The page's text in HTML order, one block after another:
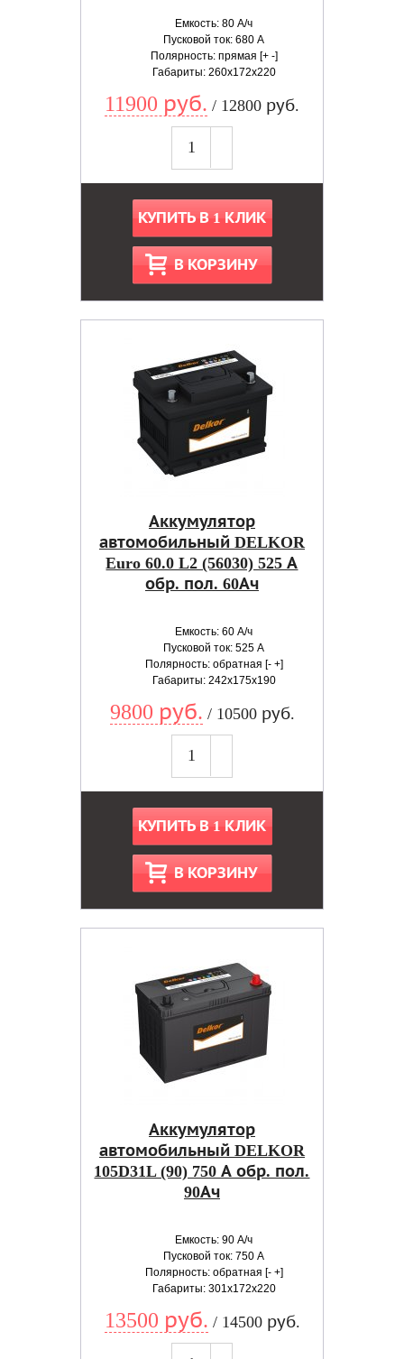
Емкость: 80 А/ч
Пусковой ток: 680 А
Полярность: прямая [+ -]
Габариты: 260x172x220
11900 руб. / 12800 руб.
КУПИТЬ В 1 КЛИК
В КОРЗИНУ
Аккумулятор
автомобильный DELKOR
Euro 60.0 L2 (56030) 525 А
обр. пол. 60Ач
Емкость: 60 А/ч
Пусковой ток: 525 А
Полярность: обратная [- +]
Габариты: 242x175x190
9800 руб. / 10500 руб.
КУПИТЬ В 1 КЛИК
В КОРЗИНУ
Аккумулятор
автомобильный DELKOR
105D31L (90) 750 А обр. пол.
90Ач
Емкость: 90 А/ч
Пусковой ток: 750 А
Полярность: обратная [- +]
Габариты: 301x172x220
13500 руб. / 14500 руб.